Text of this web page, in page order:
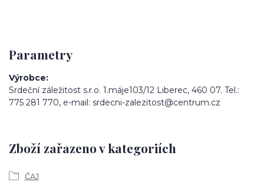
Parametry
Výrobce
Srdeční záležitost s.r.o. 1.máje103/12 Liberec, 460 07. Tel.:
775 281 770, e-mail: srdecni-zalezitost@centrum.cz
Zboží zařazeno v kategoriích
ČAJ